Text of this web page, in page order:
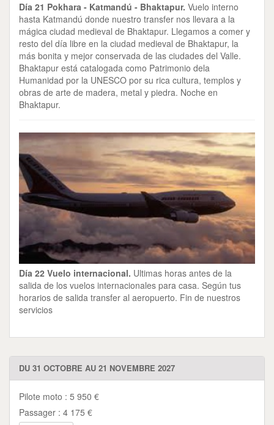
Día 21 Pokhara - Katmandú - Bhaktapur. Vuelo interno
hasta Katmandú donde nuestro transfer nos llevara a la
mágica ciudad medieval de Bhaktapur. Llegamos a comer y
resto del día libre en la ciudad medieval de Bhaktapur, la
más bonita y mejor conservada de las ciudades del Valle.
Bhaktapur está catalogada como Patrimonio dela
Humanidad por la UNESCO por su rica cultura, templos y
obras de arte de madera, metal y piedra. Noche en
Bhaktapur.
Día 22 Vuelo internacional. Ultimas horas antes de la
salida de los vuelos internacionales para casa. Según tus
horarios de salida transfer al aeropuerto. Fin de nuestros
servicios
DU 31 OCTOBRE AU 21 NOVEMBRE 2027
Pilote moto : 5 950 €
Passager : 4 175 €